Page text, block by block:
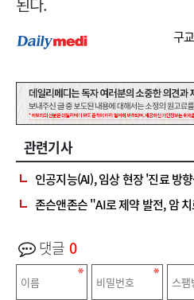
구
관련기사
인공지능(AI), 임상 현장 '진료 방
존슨앤존슨 "AI로 제약 발전, 암
댓글 0